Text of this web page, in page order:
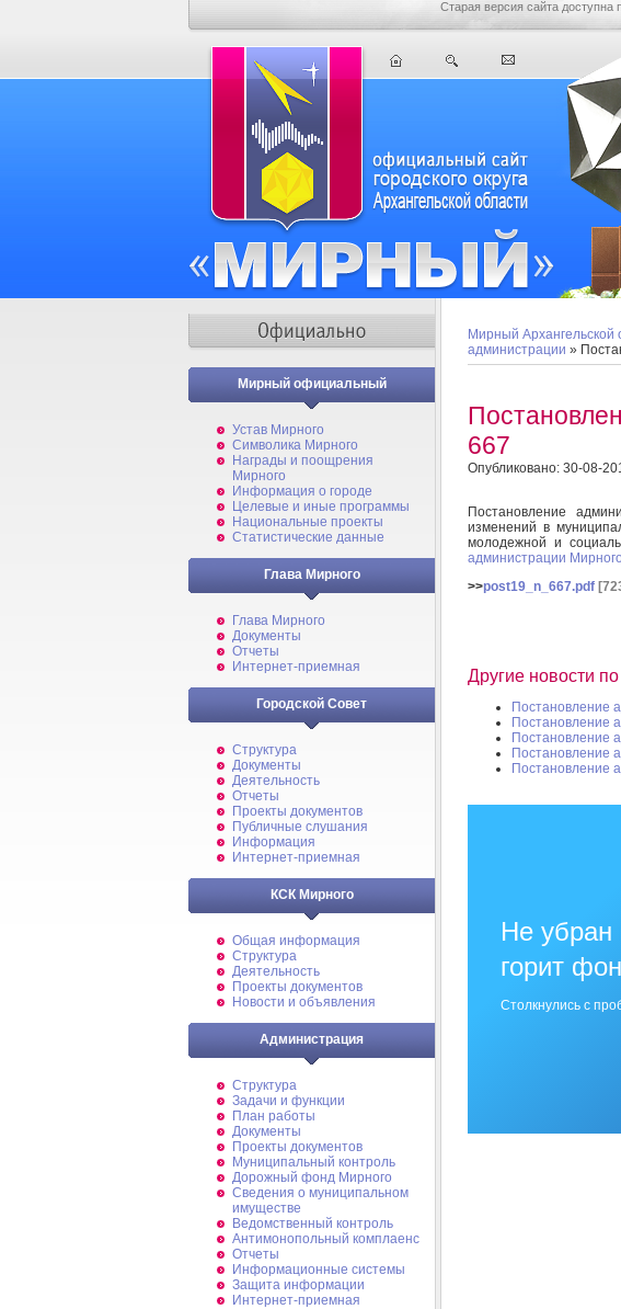
Старая версия сайта доступна
Мирный официальный
Устав Мирного
Символика Мирного
Награды и поощрения
Мирного
Информация о городе
Целевые и иные программы
Национальные проекты
Статистические данные
Глава Мирного
Глава Мирного
Документы
Отчеты
Интернет-приемная
Городской Совет
Структура
Документы
Деятельность
Отчеты
Проекты документов
Публичные слушания
Информация
Интернет-приемная
КСК Мирного
Общая информация
Структура
Деятельность
Проекты документов
Новости и объявления
Администрация
Структура
Задачи и функции
План работы
Документы
Проекты документов
Муниципальный контроль
Дорожный фонд Мирного
Cведения о муниципальном
имуществе
Ведомственный контроль
Антимонопольный комплаенс
Отчеты
Информационные системы
Защита информации
Интернет-приемная
Мирный Архангельской
администрации »
667
Опубликовано: 30-08-
Постановление
изменений в
молодежной и
администрации
>>post19_n_667.pdf
Другие новости
Постановление
Постановление
Постановление
Постановление
Постановление
Не убран
горит
Столкнулись с